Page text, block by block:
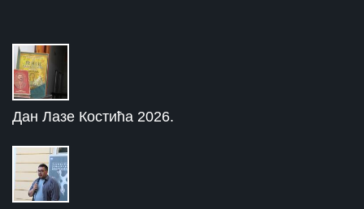
Дан Лазе Костића 2026.